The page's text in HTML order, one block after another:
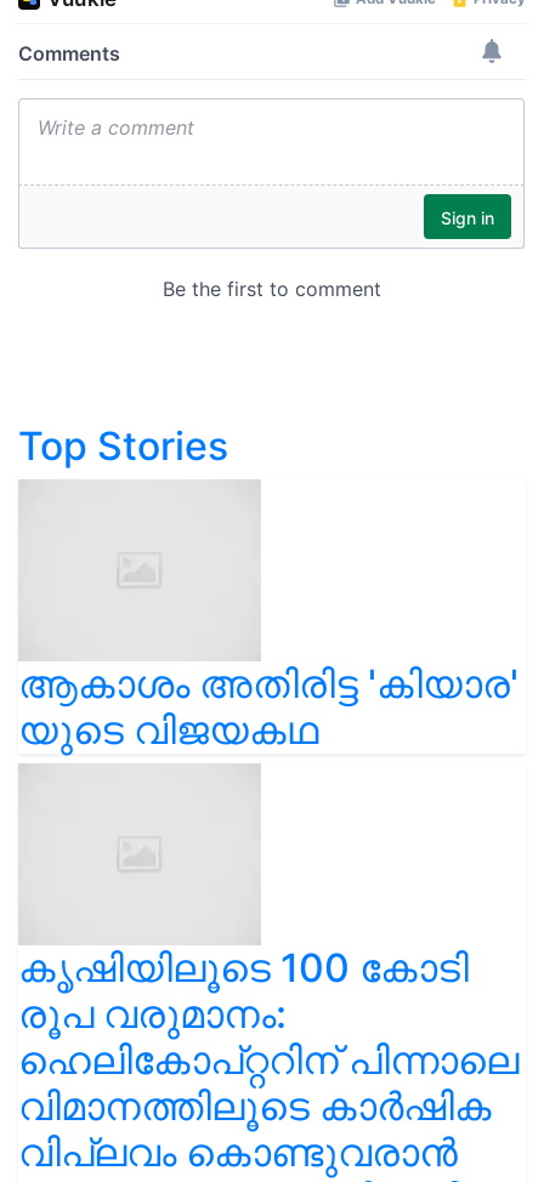
Top Stories
ആകാശം അതിരിട്ട 'കിയാര'
യുടെ വിജയകഥ
കൃഷിയിലൂടെ 100 കോടി
രൂപ വരുമാനം:
ഹെലികോപ്റ്ററിന് പിന്നാലെ
വിമാനത്തിലൂടെ കാർഷിക
വിപ്ലവം കൊണ്ടുവരാൻ